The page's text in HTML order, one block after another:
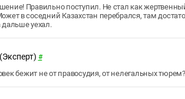
Правильно поступил. Не стал как
в соседний Казахстан перебрался, там
уехал.
(Эксперт) #
бежит не от правосудия, от нелегальных тюрем?